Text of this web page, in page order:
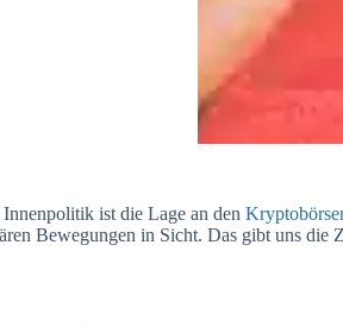
ist die Lage an den
Bewegungen in Sicht. Das gibt uns die